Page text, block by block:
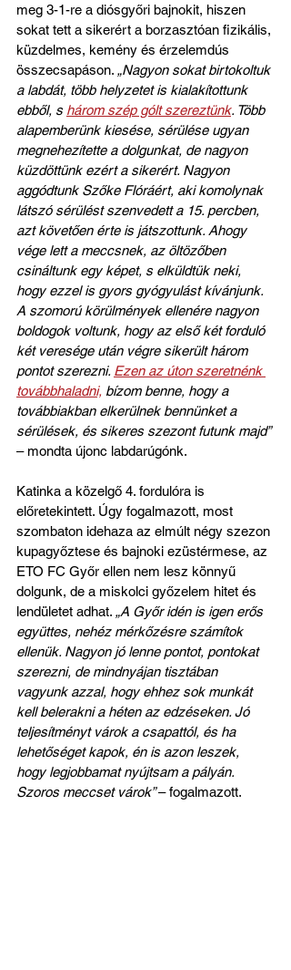
meg 3-1-re a diósgyőri bajnokit, hiszen
sokat tett a sikerért a borzasztóan fizikális,
küzdelmes, kemény és érzelemdús
összecsapáson. „Nagyon sokat birtokoltuk
a labdát, több helyzetet is kialakítottunk
ebből, s három szép gólt szereztünk. Több
alapemberünk kiesése, sérülése ugyan
megnehezítette a dolgunkat, de nagyon
küzdöttünk ezért a sikerért. Nagyon
aggódtunk Szőke Flóráért, aki komolynak
látszó sérülést szenvedett a 15. percben,
azt követően érte is játszottunk. Ahogy
vége lett a meccsnek, az öltözőben
csináltunk egy képet, s elküldtük neki,
hogy ezzel is gyors gyógyulást kívánjunk.
A szomorú körülmények ellenére nagyon
boldogok voltunk, hogy az első két forduló
két veresége után végre sikerült három
pontot szerezni. Ezen az úton szeretnénk
továbbhaladni, bízom benne, hogy a
továbbiakban elkerülnek bennünket a
sérülések, és sikeres szezont futunk majd”
– mondta újonc labdarúgónk.
Katinka a közelgő 4. fordulóra is
előretekintett. Úgy fogalmazott, most
szombaton idehaza az elmúlt négy szezon
kupagyőztese és bajnoki ezüstérmese, az
ETO FC Győr ellen nem lesz könnyű
dolgunk, de a miskolci győzelem hitet és
lendületet adhat. „A Győr idén is igen erős
együttes, nehéz mérkőzésre számítok
ellenük. Nagyon jó lenne pontot, pontokat
szerezni, de mindnyájan tisztában
vagyunk azzal, hogy ehhez sok munkát
kell belerakni a héten az edzéseken. Jó
teljesítményt várok a csapattól, és ha
lehetőséget kapok, én is azon leszek,
hogy legjobbamat nyújtsam a pályán.
Szoros meccset várok” – fogalmazott.